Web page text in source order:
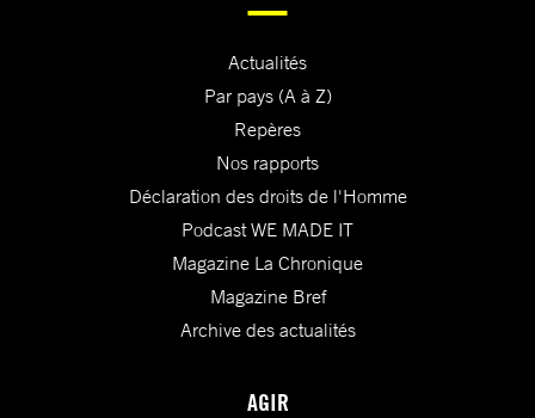
Actualités
Par pays (A à Z)
Repères
Nos rapports
Déclaration des droits de l'Homme
Podcast WE MADE IT
Magazine La Chronique
Magazine Bref
Archive des actualités
AGIR